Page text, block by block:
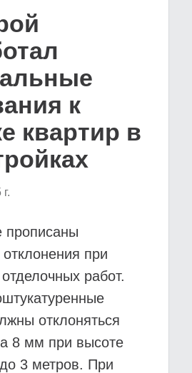
к
квартир в
прописаны
при
работ.
отклоняться
8 мм при высоте
3 метров. При